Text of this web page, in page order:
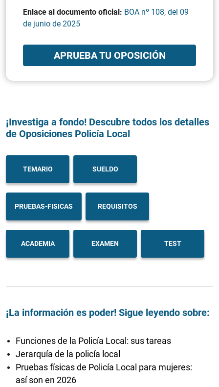
Enlace al documento oficial: BOA nº 108, del 09
de junio de 2025
APRUEBA TU OPOSICIÓN
¡Investiga a fondo! Descubre todos los detalles
de Oposiciones Policía Local
TEMARIO SUELDO
PRUEBAS-FISICAS REQUISITOS
ACADEMIA EXAMEN TEST
¡La información es poder! Sigue leyendo sobre:
Funciones de la Policía Local: sus tareas
Jerarquía de la policía local
Pruebas físicas de Policía Local para mujeres:
así son en 2026